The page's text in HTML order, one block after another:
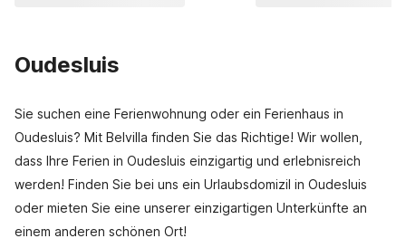
Oudesluis
Sie suchen eine Ferienwohnung oder ein Ferienhaus in
Oudesluis? Mit Belvilla finden Sie das Richtige! Wir wollen,
dass Ihre Ferien in Oudesluis einzigartig und erlebnisreich
werden! Finden Sie bei uns ein Urlaubsdomizil in Oudesluis
oder mieten Sie eine unserer einzigartigen Unterkünfte an
einem anderen schönen Ort!